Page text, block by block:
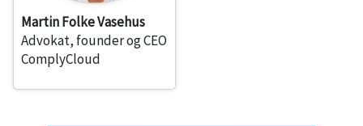
Martin Folke Vasehus
Advokat, founder og CEO
ComplyCloud